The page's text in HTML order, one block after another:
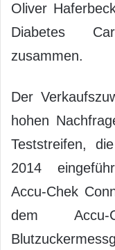
Oliver
Diabetes
zusammen.
Der
hohen
Teststreifen,
2014
Accu-Chek
dem